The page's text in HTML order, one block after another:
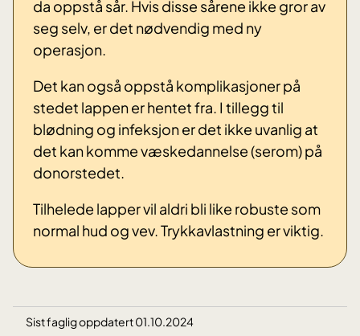
da oppstå sår. Hvis disse sårene ikke gror av
seg selv, er det nødvendig med ny
operasjon.
Det kan også oppstå komplikasjoner på
stedet lappen er hentet fra. I tillegg til
blødning og infeksjon er det ikke uvanlig at
det kan komme væskedannelse (serom) på
donorstedet.
Tilhelede lapper vil aldri bli like robuste som
normal hud og vev. Trykkavlastning er viktig.
Sist faglig oppdatert 01.10.2024